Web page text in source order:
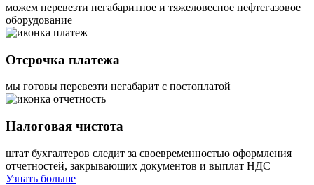
можем перевезти негабаритное и тяжеловесное нефтегазовое
оборудование
Отсрочка платежа
мы готовы перевезти негабарит с постоплатой
Налоговая чистота
штат бухгалтеров следит за своевременностью оформления
отчетностей, закрывающих документов и выплат НДС
Узнать больше